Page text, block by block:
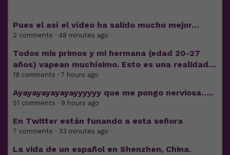
Pues el así el vídeo ha salido mucho mejor…
2 comments · 49 minutes ago
Todos mis primos y mi hermana (edad 20-27
años) vapean muchísimo. Esto es una realidad…
19 comments · 7 hours ago
Ayayayayayayayyyyyy que me pongo nerviosa…..
51 comments · 9 hours ago
En Twitter están funando a esta señora
7 comments · 33 minutes ago
La vida de un español en Shenzhen, China.